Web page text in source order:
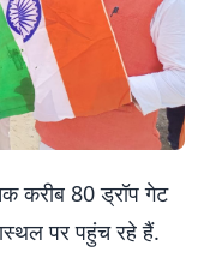
करीब 80 ड्रॉप गेट
पर पहुंच रहे हैं.